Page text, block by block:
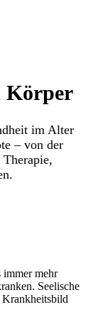
Körper
im Alter
– von der
immer mehr
Seelische